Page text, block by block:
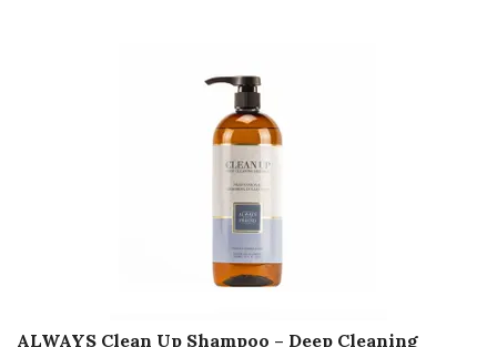
ALWAYS Clean Up Shampoo – Deep Cleaning